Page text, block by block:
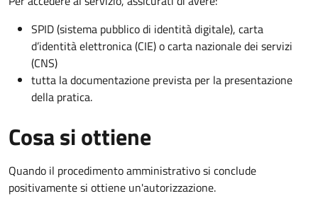
SPID (sistema pubblico di identità digitale), carta
d’identità elettronica (CIE) o carta nazionale dei servizi
(CNS)
tutta la documentazione prevista per la presentazione
della pratica.
Cosa si ottiene
Quando il procedimento amministrativo si conclude
positivamente si ottiene un'autorizzazione.